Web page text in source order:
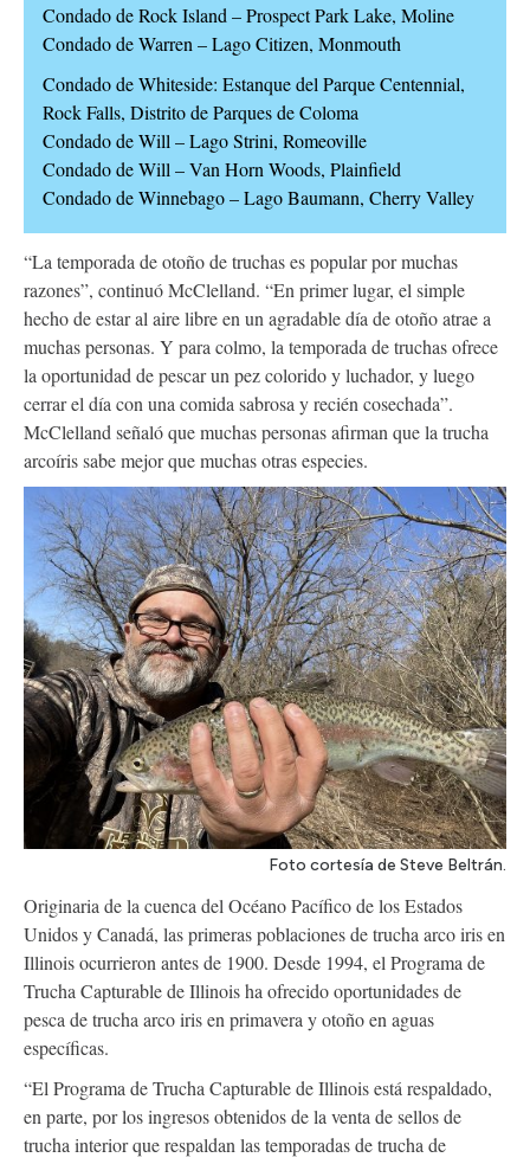
Condado de Rock Island – Prospect Park Lake, Moline
Condado de Warren – Lago Citizen, Monmouth
Condado de Whiteside: Estanque del Parque Centennial,
Rock Falls, Distrito de Parques de Coloma
Condado de Will – Lago Strini, Romeoville
Condado de Will – Van Horn Woods, Plainfield
Condado de Winnebago – Lago Baumann, Cherry Valley
“La temporada de otoño de truchas es popular por muchas
razones”, continuó McClelland. “En primer lugar, el simple
hecho de estar al aire libre en un agradable día de otoño atrae a
muchas personas. Y para colmo, la temporada de truchas ofrece
la oportunidad de pescar un pez colorido y luchador, y luego
cerrar el día con una comida sabrosa y recién cosechada”.
McClelland señaló que muchas personas afirman que la trucha
arcoíris sabe mejor que muchas otras especies.
Foto cortesía de Steve Beltrán.
Originaria de la cuenca del Océano Pacífico de los Estados
Unidos y Canadá, las primeras poblaciones de trucha arco iris en
Illinois ocurrieron antes de 1900. Desde 1994, el Programa de
Trucha Capturable de Illinois ha ofrecido oportunidades de
pesca de trucha arco iris en primavera y otoño en aguas
específicas.
“El Programa de Trucha Capturable de Illinois está respaldado,
en parte, por los ingresos obtenidos de la venta de sellos de
trucha interior que respaldan las temporadas de trucha de